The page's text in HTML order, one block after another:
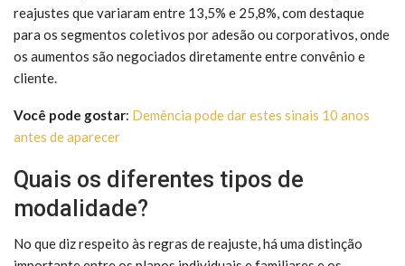
reajustes que variaram entre 13,5% e 25,8%, com destaque
para os segmentos coletivos por adesão ou corporativos, onde
os aumentos são negociados diretamente entre convênio e
cliente.
Você pode gostar: Demência pode dar estes sinais 10 anos
antes de aparecer
Quais os diferentes tipos de
modalidade?
No que diz respeito às regras de reajuste, há uma distinção